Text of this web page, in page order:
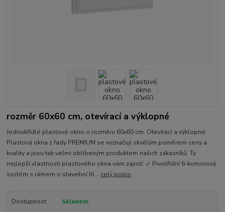
rozměr 60x60 cm, otevírací a výklopné
Jednokřídlé plastové okno o rozměru 60x60 cm. Otevírací a výklopné.
Plastová okna z řady PREMIUM se vyznačují skvělým poměrem ceny a
kvality a jsou tak velmi oblíbeným produktem našich zákazníků. Ty
nejlepší vlastnosti plastového okna vám zajistí: ✓ Prvotřídní 6-komorový
systém s rámem o stavební hl... celý popis
Dostupnost
Skladem